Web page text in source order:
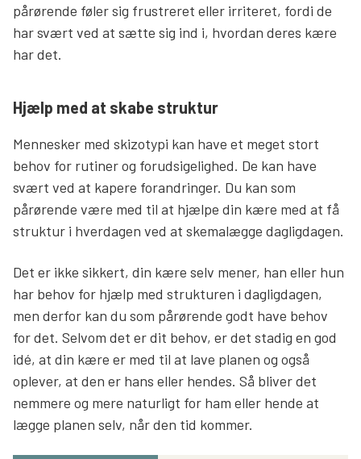
pårørende føler sig frustreret eller irriteret, fordi de
har svært ved at sætte sig ind i, hvordan deres kære
har det.
Hjælp med at skabe struktur
Mennesker med skizotypi kan have et meget stort
behov for rutiner og forudsigelighed. De kan have
svært ved at kapere forandringer. Du kan som
pårørende være med til at hjælpe din kære med at få
struktur i hverdagen ved at skemalægge dagligdagen.
Det er ikke sikkert, din kære selv mener, han eller hun
har behov for hjælp med strukturen i dagligdagen,
men derfor kan du som pårørende godt have behov
for det. Selvom det er dit behov, er det stadig en god
idé, at din kære er med til at lave planen og også
oplever, at den er hans eller hendes. Så bliver det
nemmere og mere naturligt for ham eller hende at
lægge planen selv, når den tid kommer.